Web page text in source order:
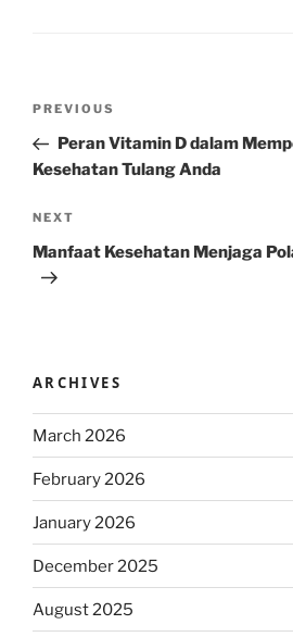
Previous
Post
PREVIOUS
Peran Vitamin D dalam
Kesehatan Tulang Anda
Next
Post
NEXT
Manfaat Kesehatan Menjaga
ARCHIVES
March 2026
February 2026
January 2026
December 2025
August 2025